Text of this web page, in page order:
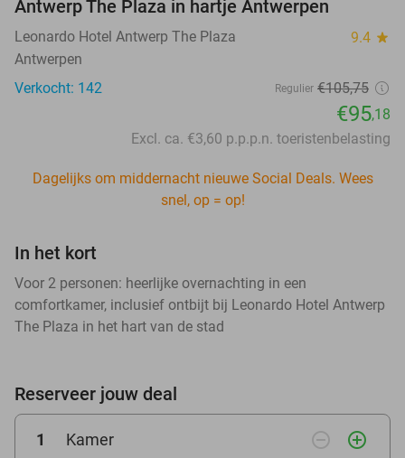
Antwerp The Plaza in hartje Antwerpen
Leonardo Hotel Antwerp The Plaza 9.4 star
Antwerpen
Verkocht: 142
Regulier €105,75
€95,18
Excl. ca. €3,60 p.p.p.n. toeristenbelasting
Dagelijks om middernacht nieuwe Social Deals. Wees
snel, op = op!
In het kort
Voor 2 personen: heerlijke overnachting in een
comfortkamer, inclusief ontbijt bij Leonardo Hotel Antwerp
The Plaza in het hart van de stad
Reserveer jouw deal
1 Kamer remove_circle_outline add_circle_outline